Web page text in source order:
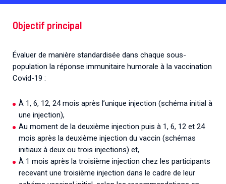
Associations de patient.e.s
Collaboration avec les acteurs communautaires
Cellules Émergence
Objectif principal
Évaluer de manière standardisée dans chaque sous-
population la réponse immunitaire humorale à la vaccination
Covid-19 :
À 1, 6, 12, 24 mois après l’unique injection (schéma initial à
une injection),
Au moment de la deuxième injection puis à 1, 6, 12 et 24
mois après la deuxième injection du vaccin (schémas
initiaux à deux ou trois injections) et,
À 1 mois après la troisième injection chez les participants
recevant une troisième injection dans le cadre de leur